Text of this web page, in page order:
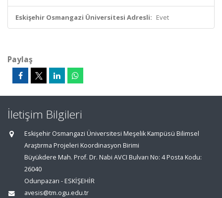
Eskişehir Osmangazi Üniversitesi Adresli: Evet
Paylaş
İletişim Bilgileri
Eskişehir Osmangazi Üniversitesi Meşelik Kampüsü Bilimsel
Araştırma Projeleri Koordinasyon Birimi
Büyükdere Mah. Prof. Dr. Nabi AVCI Bulvarı No: 4 Posta Kodu:
26040
Odunpazarı - ESKİŞEHİR
avesis@tm.ogu.edu.tr